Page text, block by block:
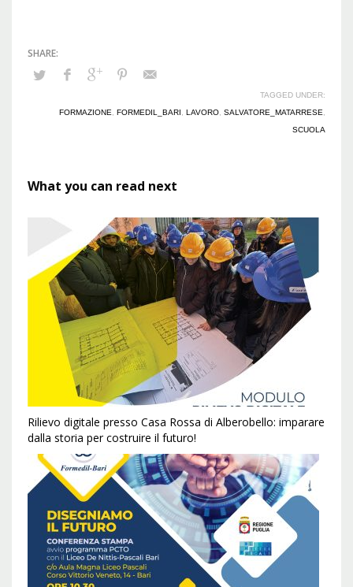
TAGGED UNDER:
FORMAZIONE, FORMEDIL_BARI , LAVORO, SALVATORE_MATARRESE,
SCUOLA
What you can read next
Rilievo digitale presso Casa Rossa di Alberobello: imparare
dalla storia per costruire il futuro!